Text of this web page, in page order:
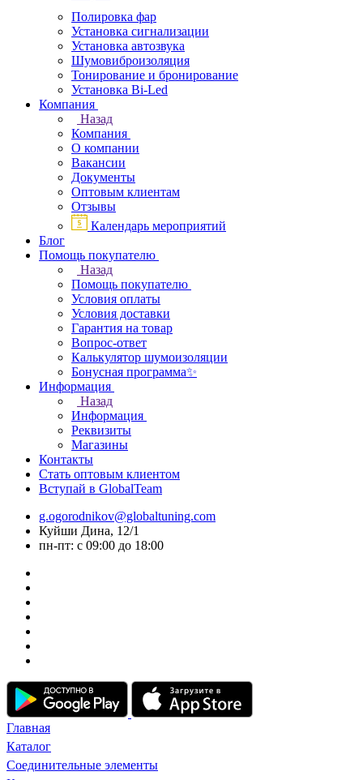
Полировка фар
Установка сигнализации
Установка автозвука
Шумовиброизоляция
Тонирование и бронирование
Установка Bi-Led
Компания
Назад
Компания
О компании
Вакансии
Документы
Оптовым клиентам
Отзывы
Календарь мероприятий
Блог
Помощь покупателю
Назад
Помощь покупателю
Условия оплаты
Условия доставки
Гарантия на товар
Вопрос-ответ
Калькулятор шумоизоляции
Бонусная программа✨
Информация
Назад
Информация
Реквизиты
Магазины
Контакты
Стать оптовым клиентом
Вступай в GlobalTeam
g.ogorodnikov@globaltuning.com
Куйши Дина, 12/1
пн-пт: с 09:00 до 18:00
Главная
Каталог
Соединительные элементы